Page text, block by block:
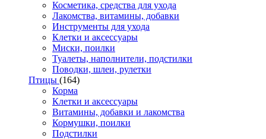
Косметика, средства для ухода
Лакомства, витамины, добавки
Инструменты для ухода
Клетки и аксессуары
Миски, поилки
Туалеты, наполнители, подстилки
Поводки, шлеи, рулетки
Птицы (164)
Корма
Клетки и аксессуары
Витамины, добавки и лакомства
Кормушки, поилки
Подстилки